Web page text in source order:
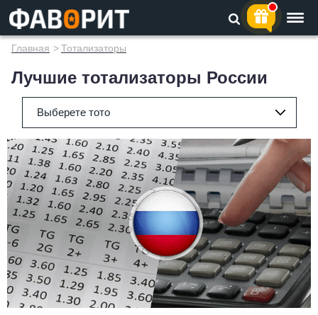
Главная >Тотализаторы
Лучшие тотализаторы России
Выберете тото